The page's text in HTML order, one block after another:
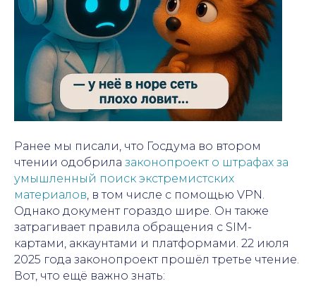
Ранее мы писали, что Госдума во втором
чтении одобрила законопроект о штрафах за
умышленный поиск экстремистских
материалов , в том числе с помощью VPN.
Однако документ гораздо шире. Он также
затрагивает правила обращения с SIM-
картами, аккаунтами и платформами. 22 июля
2025 года законопроект прошёл третье чтение.
Вот, что ещё важно знать: